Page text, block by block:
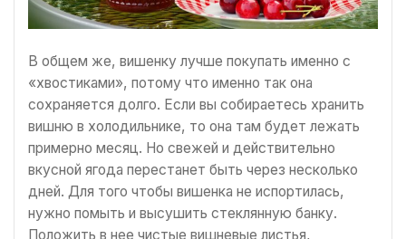
В общем же, вишенку лучше покупать именно с
«хвостиками», потому что именно так она
сохраняется долго. Если вы собираетесь хранить
вишню в холодильнике, то она там будет лежать
примерно месяц. Но свежей и действительно
вкусной ягода перестанет быть через несколько
дней. Для того чтобы вишенка не испортилась,
нужно помыть и высушить стеклянную банку.
Положить в нее чистые вишневые листья,